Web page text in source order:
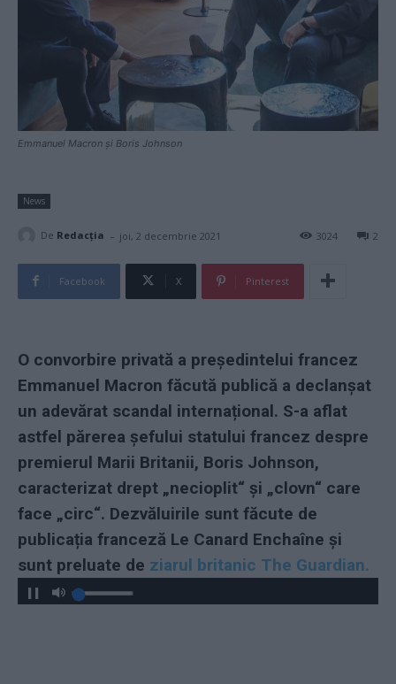
Emmanuel Macron și Boris Johnson
News
De Redacţia - joi, 2 decembrie 2021 2
3024
Facebook X Pinterest
O convorbire privată a președintelui francez
Emmanuel Macron făcută publică a declanșat
un adevărat scandal internațional. S-a aflat
astfel părerea șefului statului francez despre
premierul Marii Britanii, Boris Johnson,
caracterizat drept „necioplit“ și „clovn“ care
face „circ“. Dezvăluirile sunt făcute de
publicația franceză Le Canard Enchaîne și
sunt preluate de ziarul britanic The Guardian.